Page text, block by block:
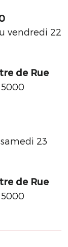
vendredi 22
de Rue
23
de Rue